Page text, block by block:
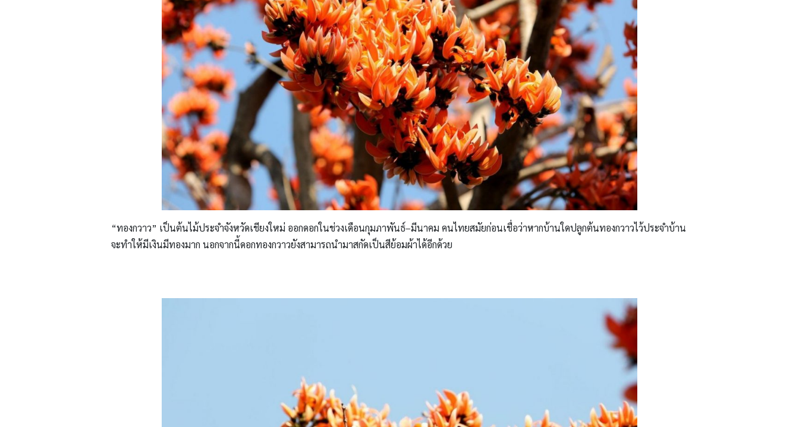
“ทองกวาว” เป็นต้นไม้ประจำจังหวัดเชียงใหม่ ออกดอกในช่วงเดือนกุมภาพันธ์–มีนาคม คนไทยสมัยก่อนเชื่อว่าหากบ้านใดปลูกต้นทองกวาวไว้ประจำบ้าน
จะทำให้มีเงินมีทองมาก นอกจากนี้ดอกทองกวาวยังสามารถนำมาสกัดเป็นสีย้อมผ้าได้อีกด้วย